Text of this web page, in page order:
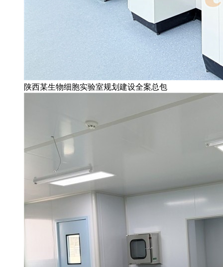
陕西某生物细胞实验室规划建设全案总包